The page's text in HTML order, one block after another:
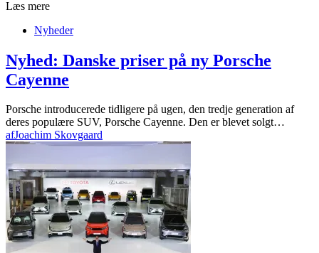
Læs mere
Nyheder
Nyhed: Danske priser på ny Porsche
Cayenne
Porsche introducerede tidligere på ugen, den tredje generation af
deres populære SUV, Porsche Cayenne. Den er blevet solgt…
afJoachim Skovgaard